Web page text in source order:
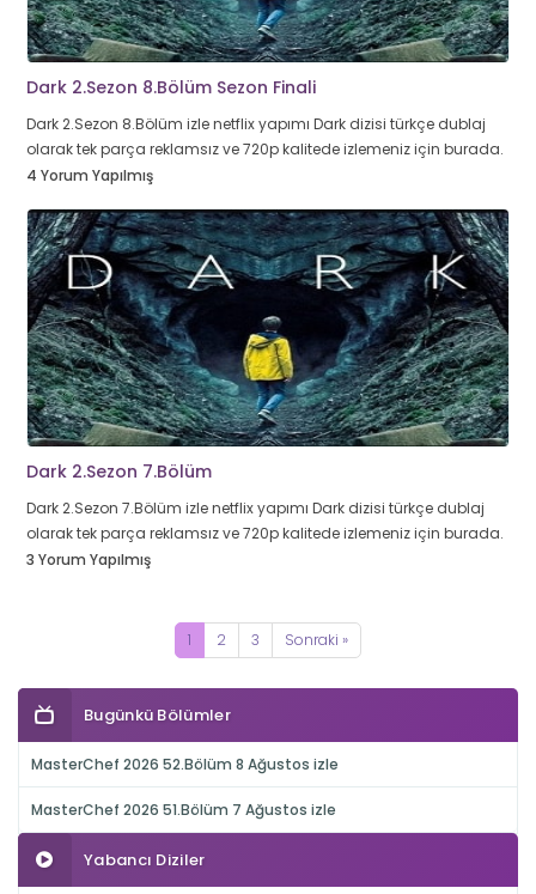
Dark 2.Sezon 8.Bölüm Sezon Finali
Dark 2.Sezon 8.Bölüm izle netflix yapımı Dark dizisi türkçe dublaj
olarak tek parça reklamsız ve 720p kalitede izlemeniz için burada.
4 Yorum Yapılmış
Dark 2.Sezon 7.Bölüm
Dark 2.Sezon 7.Bölüm izle netflix yapımı Dark dizisi türkçe dublaj
olarak tek parça reklamsız ve 720p kalitede izlemeniz için burada.
3 Yorum Yapılmış
1 2 3 Sonraki »
Bugünkü Bölümler
MasterChef 2026 52.Bölüm 8 Ağustos izle
MasterChef 2026 51.Bölüm 7 Ağustos izle
Yabancı Diziler